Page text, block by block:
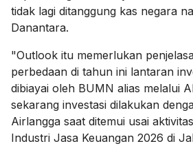
tidak lagi ditanggung kas negara
Danantara.
"Outlook itu memerlukan
perbedaan di tahun ini lantaran
dibiayai oleh BUMN alias melalui
sekarang investasi dilakukan
Airlangga saat ditemui usai
Industri Jasa Keuangan 2026 di